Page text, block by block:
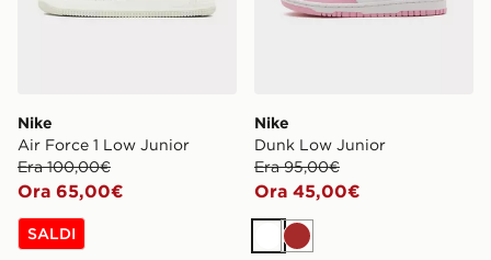
Nike
Air Force 1 Low Junior
Era 100,00€
Ora 65,00€
SALDI
Nike
Dunk Low Junior
Era 95,00€
Ora 45,00€
BiancoMarrone